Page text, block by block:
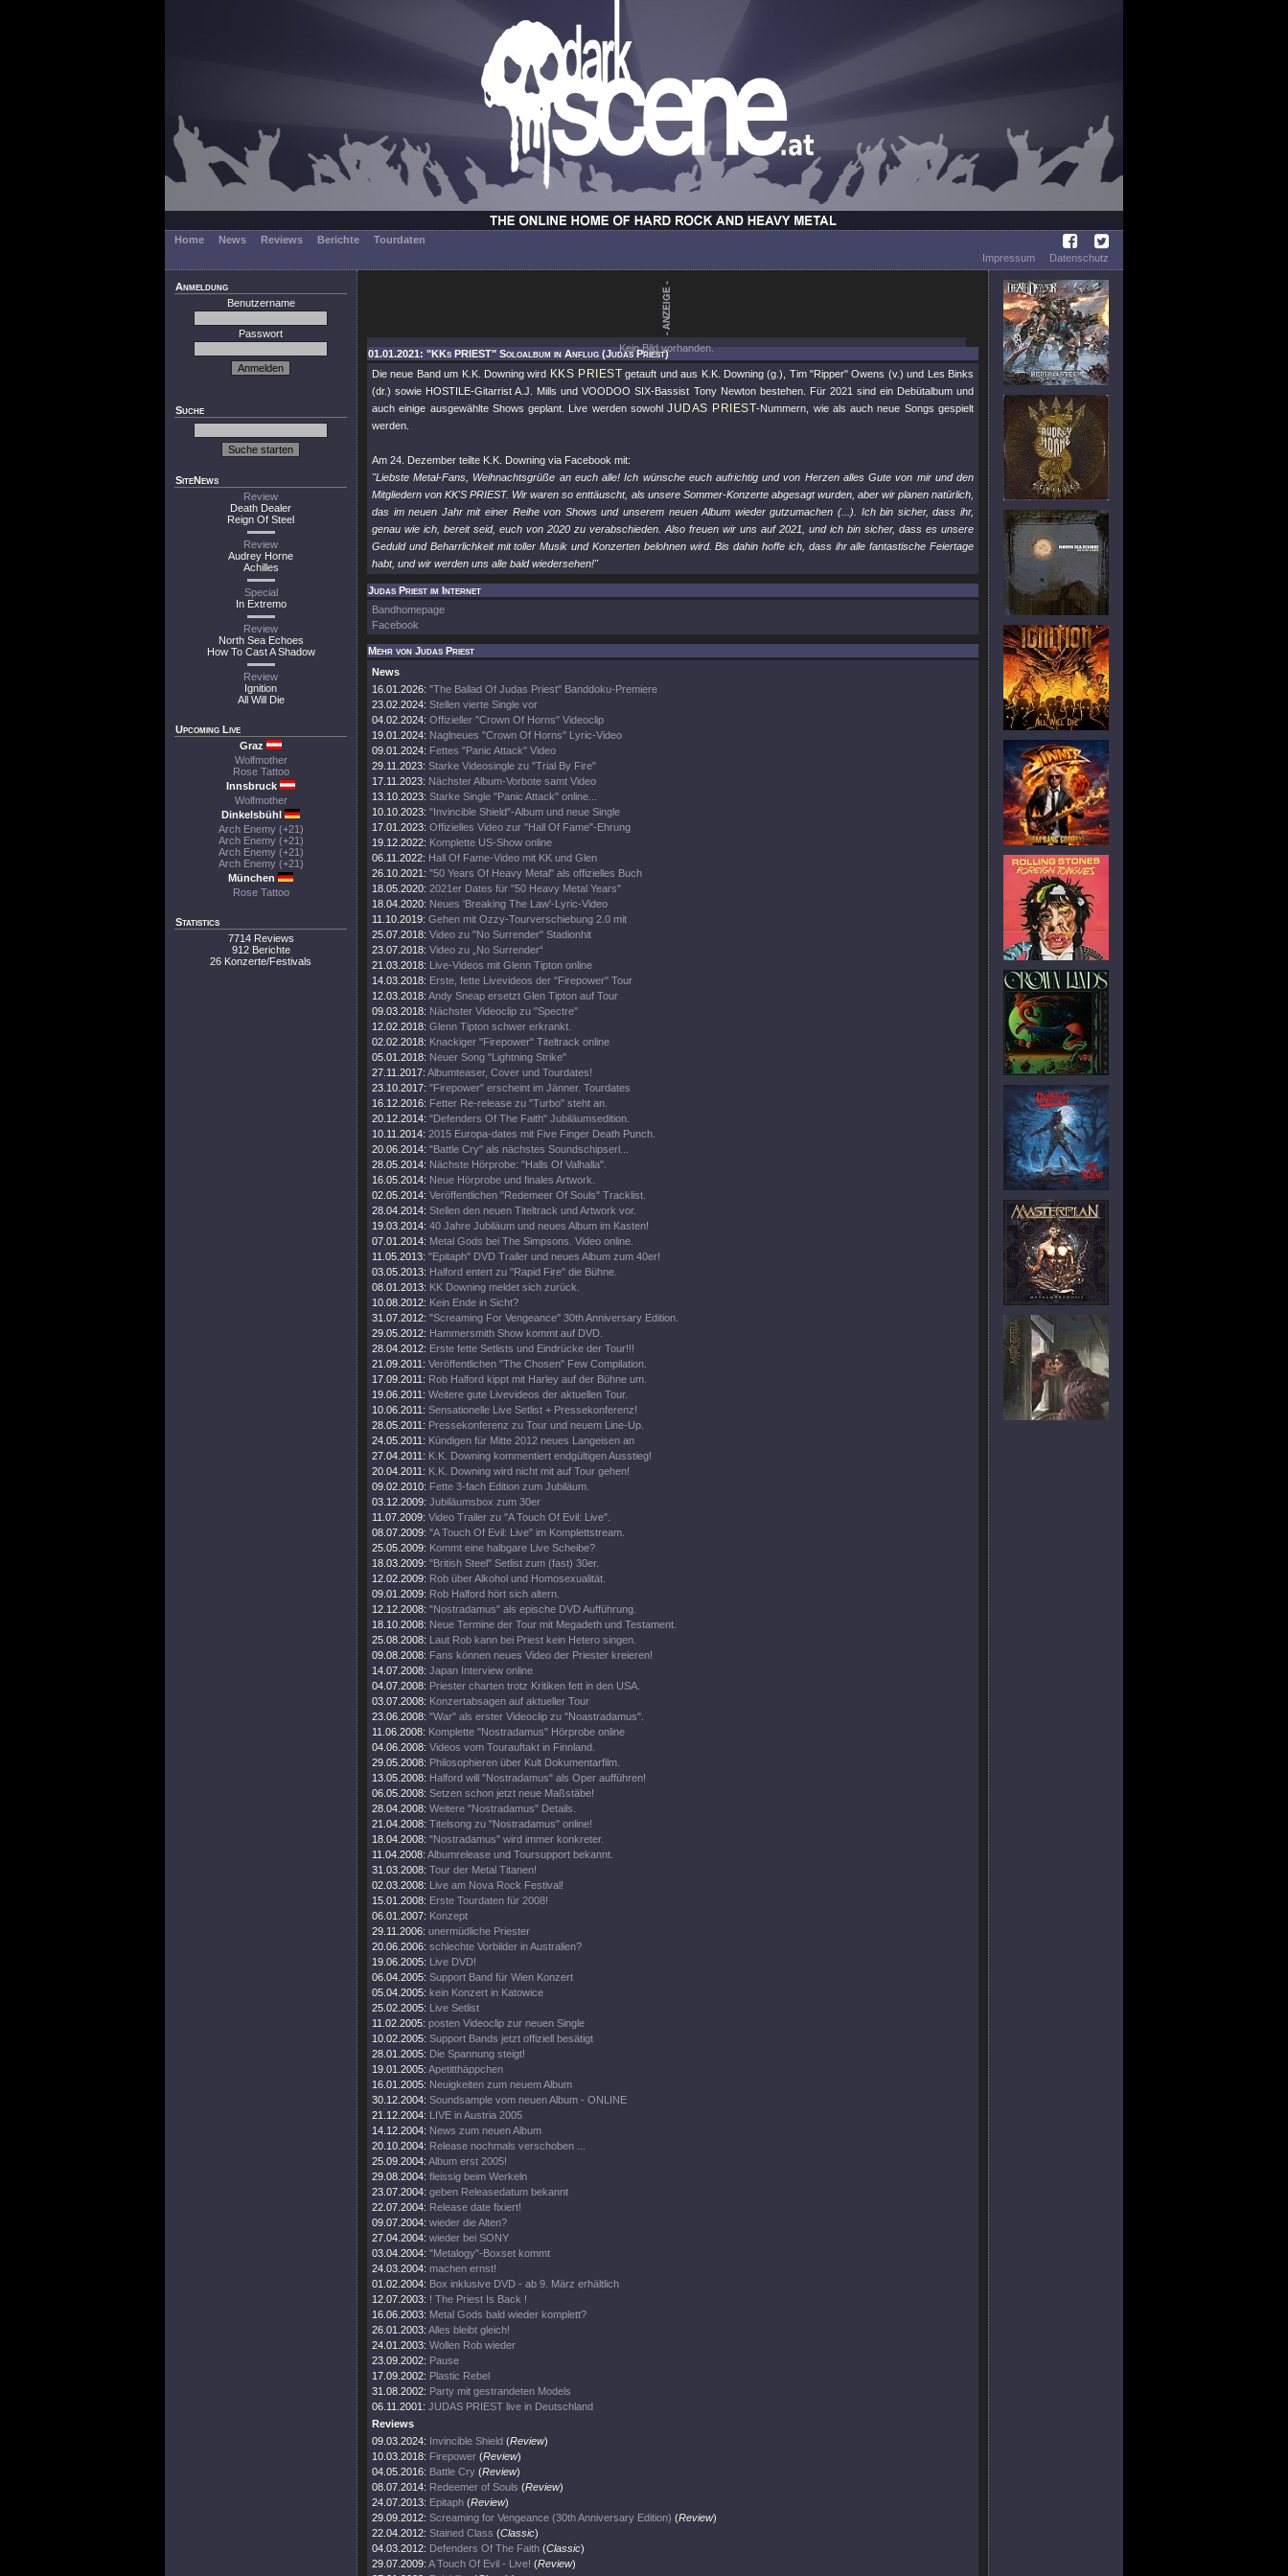
Home News Reviews Berichte
Tourdaten
Impressum
Datenschutz
Anmeldung
Benutzername
Passwort
Suche
SiteNews
Review
Death Dealer
Reign Of Steel
Review
Audrey Horne
Achilles
Special
In Extremo
Review
North Sea Echoes
How To Cast A Shadow
Review
Ignition
All Will Die
Upcoming Live
Graz
Wolfmother
Rose Tattoo
Innsbruck
Wolfmother
Dinkelsbühl
Arch Enemy (+21)
Arch Enemy (+21)
Arch Enemy (+21)
Arch Enemy (+21)
München
Rose Tattoo
Statistics
7714 Reviews
912 Berichte
26 Konzerte/Festivals
Kein Bild vorhanden.
01.01.2021: "KKs PRIEST" Soloalbum in Anflug (Judas Priest)
Die neue Band um K.K. Downing wird KKS PRIEST getauft und aus K.K. Downing (g.), Tim "Ripper" Owens (v.) und Les Binks
(dr.) sowie HOSTILE-Gitarrist A.J. Mills und VOODOO SIX-Bassist Tony Newton bestehen. Für 2021 sind ein Debütalbum und
auch einige ausgewählte Shows geplant. Live werden sowohlJUDAS PRIEST-Nummern, wie als auch neue Songs gespielt
werden.
Am 24. Dezember teilte K.K. Downing via Facebook mit:
"Liebste Metal-Fans, Weihnachtsgrüße an euch alle! Ich wünsche euch aufrichtig und von Herzen alles Gute von mir und den
Mitgliedern von KK'S PRIEST. Wir waren so enttäuscht, als unsere Sommer-Konzerte abgesagt wurden, aber wir planen natürlich,
das im neuen Jahr mit einer Reihe von Shows und unserem neuen Album wieder gutzumachen (...). Ich bin sicher, dass ihr,
genau wie ich, bereit seid, euch von 2020 zu verabschieden. Also freuen wir uns auf 2021, und ich bin sicher, dass es unsere
Geduld und Beharrlichkeit mit toller Musik und Konzerten belohnen wird. Bis dahin hoffe ich, dass ihr alle fantastische Feiertage
habt, und wir werden uns alle bald wiedersehen!"
Judas Priest im Internet
Bandhomepage
Facebook
Mehr von Judas Priest
News
16.01.2026: "The Ballad Of Judas Priest" Banddoku-Premiere
23.02.2024: Stellen vierte Single vor
04.02.2024: Offizieller "Crown Of Horns" Videoclip
19.01.2024: Naglneues "Crown Of Horns" Lyric-Video
09.01.2024: Fettes "Panic Attack" Video
29.11.2023: Starke Videosingle zu "Trial By Fire"
17.11.2023: Nächster Album-Vorbote samt Video
13.10.2023: Starke Single "Panic Attack" online...
10.10.2023: "Invincible Shield"-Album und neue Single
17.01.2023: Offizielles Video zur "Hall Of Fame"-Ehrung
19.12.2022: Komplette US-Show online
06.11.2022: Hall Of Fame-Video mit KK und Glen
26.10.2021: "50 Years Of Heavy Metal" als offizielles Buch
18.05.2020: 2021er Dates für "50 Heavy Metal Years"
18.04.2020: Neues 'Breaking The Law'-Lyric-Video
11.10.2019: Gehen mit Ozzy-Tourverschiebung 2.0 mit
25.07.2018: Video zu "No Surrender" Stadionhit
23.07.2018: Video zu „No Surrender“
21.03.2018: Live-Videos mit Glenn Tipton online
14.03.2018: Erste, fette Livevideos der "Firepower" Tour
12.03.2018: Andy Sneap ersetzt Glen Tipton auf Tour
09.03.2018: Nächster Videoclip zu "Spectre"
12.02.2018: Glenn Tipton schwer erkrankt.
02.02.2018: Knackiger "Firepower" Titeltrack online
05.01.2018: Neuer Song "Lightning Strike"
27.11.2017: Albumteaser, Cover und Tourdates!
23.10.2017: "Firepower" erscheint im Jänner. Tourdates
16.12.2016: Fetter Re-release zu "Turbo" steht an.
20.12.2014: "Defenders Of The Faith" Jubiläumsedition.
10.11.2014: 2015 Europa-dates mit Five Finger Death Punch.
20.06.2014: "Battle Cry" als nächstes Soundschipserl...
28.05.2014: Nächste Hörprobe: "Halls Of Valhalla".
16.05.2014: Neue Hörprobe und finales Artwork.
02.05.2014: Veröffentlichen "Redemeer Of Souls" Tracklist.
28.04.2014: Stellen den neuen Titeltrack und Artwork vor.
19.03.2014: 40 Jahre Jubiläum und neues Album im Kasten!
07.01.2014: Metal Gods bei The Simpsons. Video online.
11.05.2013: "Epitaph" DVD Trailer und neues Album zum 40er!
03.05.2013: Halford entert zu "Rapid Fire" die Bühne.
08.01.2013: KK Downing meldet sich zurück.
10.08.2012: Kein Ende in Sicht?
31.07.2012: "Screaming For Vengeance" 30th Anniversary Edition.
29.05.2012: Hammersmith Show kommt auf DVD.
28.04.2012: Erste fette Setlists und Eindrücke der Tour!!!
21.09.2011: Veröffentlichen "The Chosen" Few Compilation.
17.09.2011: Rob Halford kippt mit Harley auf der Bühne um.
19.06.2011: Weitere gute Livevideos der aktuellen Tour.
10.06.2011: Sensationelle Live Setlist + Pressekonferenz!
28.05.2011: Pressekonferenz zu Tour und neuem Line-Up.
24.05.2011: Kündigen für Mitte 2012 neues Langeisen an
27.04.2011: K.K. Downing kommentiert endgültigen Ausstieg!
20.04.2011: K.K. Downing wird nicht mit auf Tour gehen!
09.02.2010: Fette 3-fach Edition zum Jubiläum.
03.12.2009: Jubiläumsbox zum 30er
11.07.2009: Video Trailer zu "A Touch Of Evil: Live".
08.07.2009: "A Touch Of Evil: Live" im Komplettstream.
25.05.2009: Kommt eine halbgare Live Scheibe?
18.03.2009: "British Steel" Setlist zum (fast) 30er.
12.02.2009: Rob über Alkohol und Homosexualität.
09.01.2009: Rob Halford hört sich altern.
12.12.2008: "Nostradamus" als epische DVD Aufführung.
18.10.2008: Neue Termine der Tour mit Megadeth und Testament.
25.08.2008: Laut Rob kann bei Priest kein Hetero singen.
09.08.2008: Fans können neues Video der Priester kreieren!
14.07.2008: Japan Interview online
04.07.2008: Priester charten trotz Kritiken fett in den USA.
03.07.2008: Konzertabsagen auf aktueller Tour
23.06.2008: "War" als erster Videoclip zu "Noastradamus".
11.06.2008: Komplette "Nostradamus" Hörprobe online
04.06.2008: Videos vom Tourauftakt in Finnland.
29.05.2008: Philosophieren über Kult Dokumentarfilm.
13.05.2008: Halford will "Nostradamus" als Oper aufführen!
06.05.2008: Setzen schon jetzt neue Maßstäbe!
28.04.2008: Weitere "Nostradamus" Details.
21.04.2008: Titelsong zu "Nostradamus" online!
18.04.2008: "Nostradamus" wird immer konkreter.
11.04.2008: Albumrelease und Toursupport bekannt.
31.03.2008: Tour der Metal Titanen!
02.03.2008: Live am Nova Rock Festival!
15.01.2008: Erste Tourdaten für 2008!
06.01.2007: Konzept
29.11.2006: unermüdliche Priester
20.06.2006: schlechte Vorbilder in Australien?
19.06.2005: Live DVD!
06.04.2005: Support Band für Wien Konzert
05.04.2005: kein Konzert in Katowice
25.02.2005: Live Setlist
11.02.2005: posten Videoclip zur neuen Single
10.02.2005: Support Bands jetzt offiziell besätigt
28.01.2005: Die Spannung steigt!
19.01.2005: Apetitthäppchen
16.01.2005: Neuigkeiten zum neuem Album
30.12.2004: Soundsample vom neuen Album - ONLINE
21.12.2004: LIVE in Austria 2005
14.12.2004: News zum neuen Album
20.10.2004: Release nochmals verschoben ...
25.09.2004: Album erst 2005!
29.08.2004: fleissig beim Werkeln
23.07.2004: geben Releasedatum bekannt
22.07.2004: Release date fixiert!
09.07.2004: wieder die Alten?
27.04.2004: wieder bei SONY
03.04.2004: "Metalogy"-Boxset kommt
24.03.2004: machen ernst!
01.02.2004: Box inklusive DVD - ab 9. März erhältlich
12.07.2003: ! The Priest Is Back !
16.06.2003: Metal Gods bald wieder komplett?
26.01.2003: Alles bleibt gleich!
24.01.2003: Wollen Rob wieder
23.09.2002: Pause
17.09.2002: Plastic Rebel
31.08.2002: Party mit gestrandeten Models
06.11.2001: JUDAS PRIEST live in Deutschland
Reviews
09.03.2024: Invincible Shield (Review)
10.03.2018: Firepower (Review)
04.05.2016: Battle Cry (Review)
08.07.2014: Redeemer of Souls (Review)
24.07.2013: Epitaph (Review)
29.09.2012: Screaming for Vengeance (30th Anniversary Edition) (Review)
22.04.2012: Stained Class (Classic)
04.03.2012: Defenders Of The Faith (Classic)
29.07.2009: A Touch Of Evil - Live! (Review)